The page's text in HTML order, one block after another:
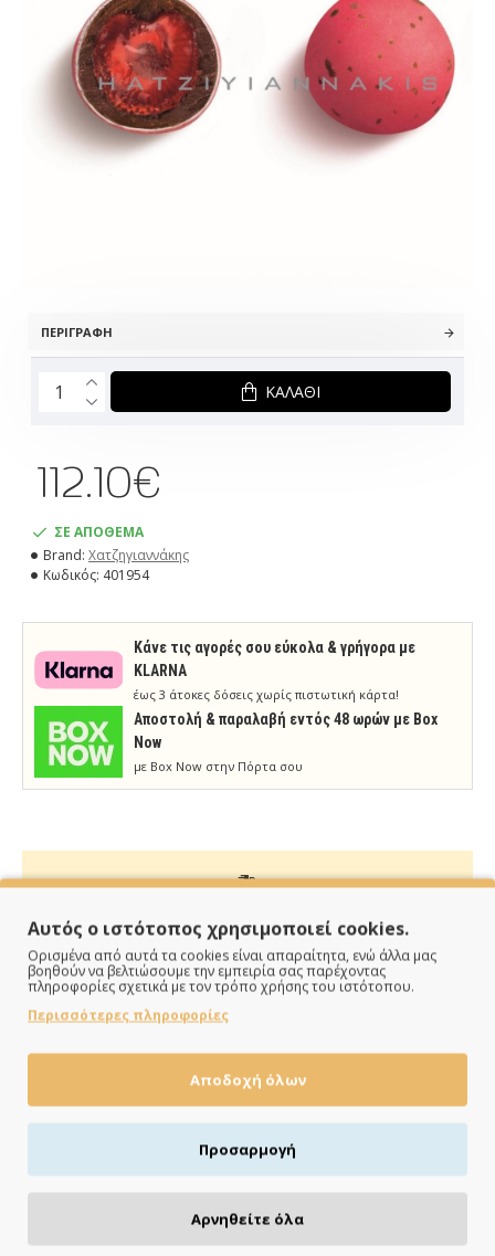
ΠΕΡΙΓΡΑΦΉ
ΣΕ ΑΠΟΘΕΜΑ
Brand: Χατζηγιαννάκης
Κωδικός: 401954
112.10€
ΚΑΛΆΘΙ
Κάνε τις αγορές σου εύκολα & γρήγορα με
KLARNA
έως 3 άτοκες δόσεις χωρίς πιστωτική κάρτα!
Aποστολή & παραλαβή εντός 48 ωρών με Box
Now
με Box Now στην Πόρτα σου
ΠΑΡΑΔΙΔΟΥΜΕ ΓΡΗΓΟΡΑ
Άμεση αποστολή της παραγγελίας σου σε 1 - 2 εργάσιμες
ημέρες
ΠΛΗΡΩΝΕΙΣ ΟΠΩΣ ΘΕΣ
Πιστωτική/χρεωστική κάρτα, αντικαταβολή ή κατάθεση
Αυτός ο ιστότοπος χρησιμοποιεί cookies.
Ορισμένα από αυτά τα cookies είναι απαραίτητα, ενώ άλλα μας
βοηθούν να βελτιώσουμε την εμπειρία σας παρέχοντας
πληροφορίες σχετικά με τον τρόπο χρήσης του ιστότοπου.
Περισσότερες πληροφορίες
Αποδοχή όλων
Προσαρμογή
Αρνηθείτε όλα